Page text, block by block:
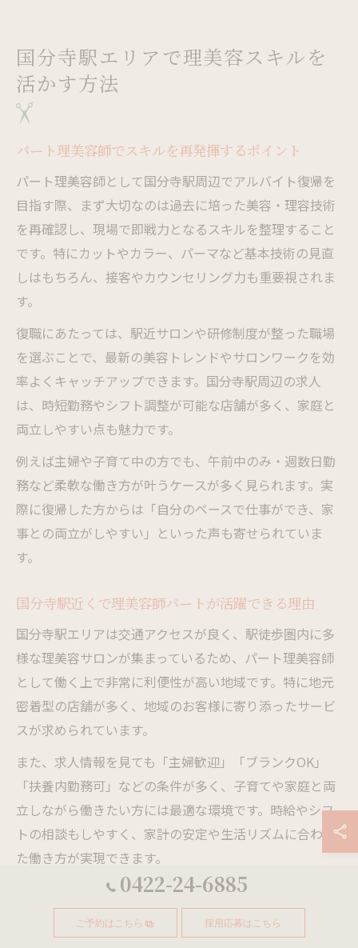
国分寺駅エリアで理美容スキルを
活かす方法
パート理美容師でスキルを再発揮するポイント
パート理美容師として国分寺駅周辺でアルバイト復帰を
目指す際、まず大切なのは過去に培った美容・理容技術
を再確認し、現場で即戦力となるスキルを整理すること
です。特にカットやカラー、パーマなど基本技術の見直
しはもちろん、接客やカウンセリング力も重要視されま
す。
復職にあたっては、駅近サロンや研修制度が整った職場
を選ぶことで、最新の美容トレンドやサロンワークを効
率よくキャッチアップできます。国分寺駅周辺の求人
は、時短勤務やシフト調整が可能な店舗が多く、家庭と
両立しやすい点も魅力です。
例えば主婦や子育て中の方でも、午前中のみ・週数日勤
務など柔軟な働き方が叶うケースが多く見られます。実
際に復帰した方からは「自分のペースで仕事ができ、家
事との両立がしやすい」といった声も寄せられていま
す。
国分寺駅近くで理美容師パートが活躍できる理由
国分寺駅エリアは交通アクセスが良く、駅徒歩圏内に多
様な理美容サロンが集まっているため、パート理美容師
として働く上で非常に利便性が高い地域です。特に地元
密着型の店舗が多く、地域のお客様に寄り添ったサービ
スが求められています。
また、求人情報を見ても「主婦歓迎」「ブランクOK」
「扶養内勤務可」などの条件が多く、子育てや家庭と両
立しながら働きたい方には最適な環境です。時給やシフ
トの相談もしやすく、家計の安定や生活リズムに合わせ
た働き方が実現できます。
実際に国分寺駅周辺でパート勤務する理美容師の方から
は、通勤のストレスが少なく、家庭やプライベートの時
間も大切にできるという意見が多く聞かれます。これら
0422-24-6885
ご予約はこちら 採用応募はこちら